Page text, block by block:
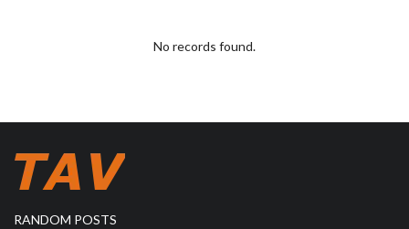
No records found.
RANDOM POSTS